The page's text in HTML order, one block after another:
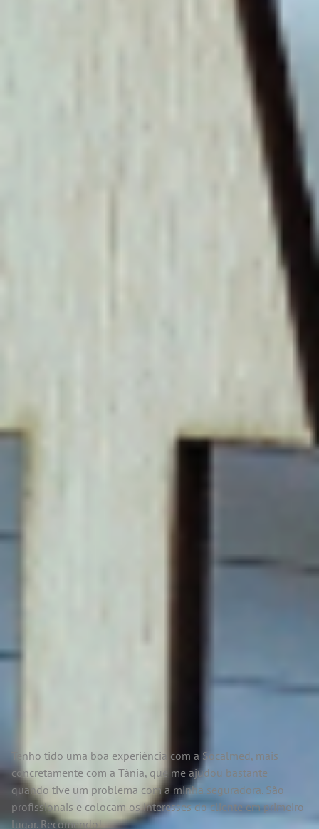
Tenho tido uma boa experiência com a Socalmed, mais
concretamente com a Tânia, que me ajudou bastante
quando tive um problema com a minha seguradora. São
profissionais e colocam os interesses do cliente em primeiro
lugar. Recomendo!